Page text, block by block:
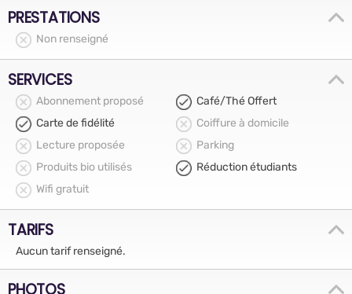
PRESTATIONS
Non renseigné
SERVICES
Abonnement proposé
Café/Thé Offert
Carte de fidélité
Coiffure à domicile
Lecture proposée
Parking
Produits bio utilisés
Réduction étudiants
Wifi gratuit
TARIFS
Aucun tarif renseigné.
PHOTOS